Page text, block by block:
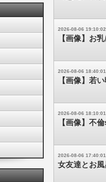
2026-08-06 19:10:02
【画像】お
2026-08-06 18:40:01
【画像】若
2026-08-06 18:10:01
【画像】不
2026-08-06 17:40:01
女友達とお